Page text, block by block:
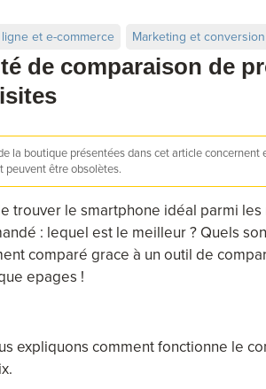
de comparaison de
et e-commerce Marketing et conversion
la boutique présentées dans cet article
peuvent être obsolètes.
trouver le smartphone idéal parmi
: lequel est le meilleur ? Quels
comparé grace à un outil de
epages !
expliquons comment fonctionne le